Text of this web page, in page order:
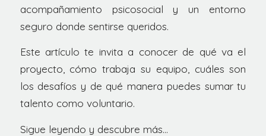
acompañamiento psicosocial y un entorno
seguro donde sentirse queridos.
Este artículo te invita a conocer de qué va el
proyecto, cómo trabaja su equipo, cuáles son
los desafíos y de qué manera puedes sumar tu
talento como voluntario.
Sigue leyendo y descubre más…